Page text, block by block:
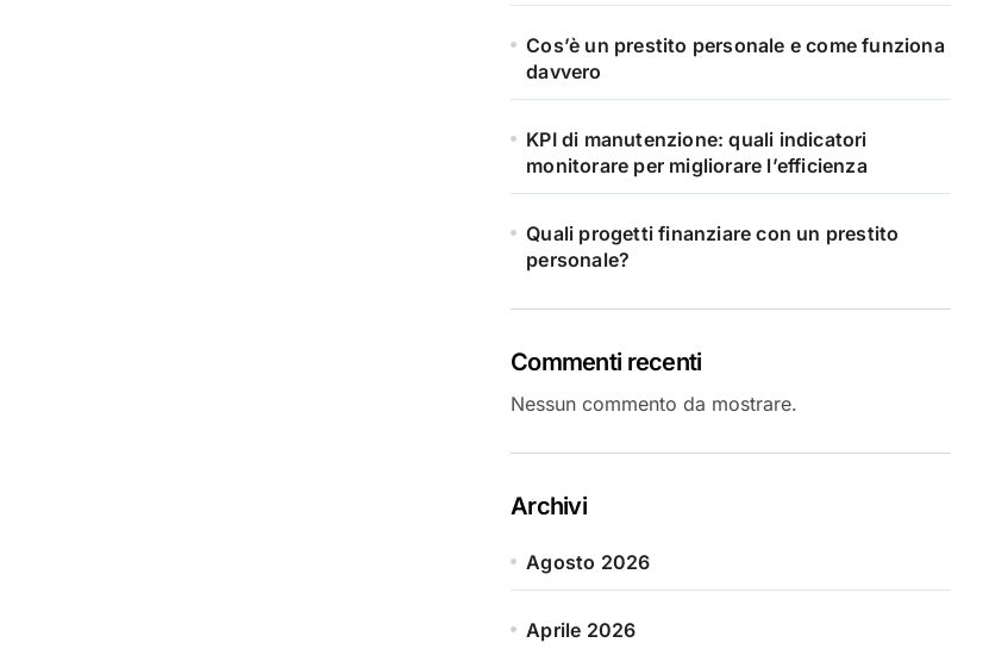
Cos’è un prestito personale e come funziona
davvero
KPI di manutenzione: quali indicatori
monitorare per migliorare l’efficienza
Quali progetti finanziare con un prestito
personale?
Commenti recenti
Nessun commento da mostrare.
Archivi
Agosto 2026
Aprile 2026